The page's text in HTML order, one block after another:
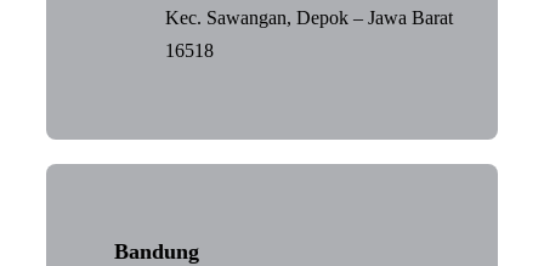
Kec. Sawangan, Depok – Jawa Barat
16518
Bandung